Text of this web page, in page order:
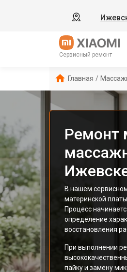
Сервисный ремонт
Главная /
Ремонт
В нашем
материнской
Процесс
определение
восстановления
При выполнении
пайку и замену